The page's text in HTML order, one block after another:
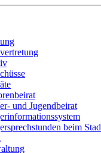
und Jugendbeirat
beim